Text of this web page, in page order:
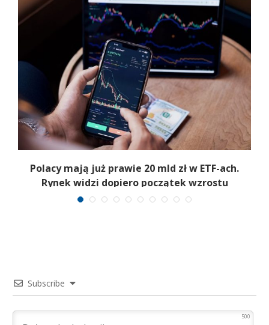
Polacy mają już prawie 20 mld zł w ETF-ach.
Rynek widzi dopiero początek wzrostu
Subscribe
500